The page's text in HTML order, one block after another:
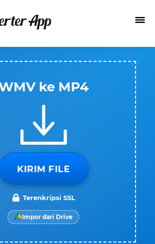
ke MP4
KIRIM FILE
Terenkripsi SSL
Impor dari Drive